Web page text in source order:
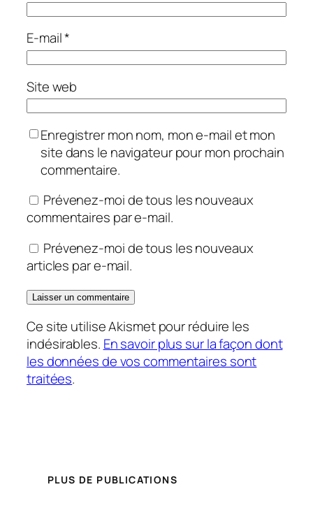
E-mail*
Site web
Enregistrer mon nom, mon e-mail et mon
site dans le navigateur pour mon prochain
commentaire.
Prévenez-moi de tous les nouveaux
commentaires par e-mail.
Prévenez-moi de tous les nouveaux
articles par e-mail.
Ce site utilise Akismet pour réduire les
indésirables. En savoir plus sur la façon dont
les données de vos commentaires sont
traitées.
PLUS DE PUBLICATIONS